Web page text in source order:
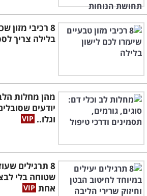
8 רכיבי מזון
בלילה צריך
מהן מחלות
יודעים
וגלו..
8 תרגילים
שטוחה בלי
אחת